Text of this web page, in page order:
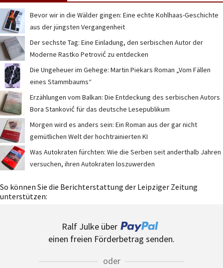
Bevor wir in die Wälder gingen: Eine echte Kohlhaas-Geschichte
aus der jüngsten Vergangenheit
Der sechste Tag: Eine Einladung, den serbischen Autor der
Moderne Rastko Petrović zu entdecken
Die Ungeheuer im Gehege: Martin Piekars Roman „Vom Fällen
eines Stammbaums“
Erzählungen vom Balkan: Die Entdeckung des serbischen Autors
Bora Stanković für das deutsche Lesepublikum
Morgen wird es anders sein: Ein Roman aus der gar nicht
gemütlichen Welt der hochtrainierten KI
Was Autokraten fürchten: Wie die Serben seit anderthalb Jahren
versuchen, ihren Autokraten loszuwerden
So können Sie die Berichterstattung der Leipziger Zeitung
unterstützen:
Ralf Julke über
einen freien Förderbetrag senden.
oder